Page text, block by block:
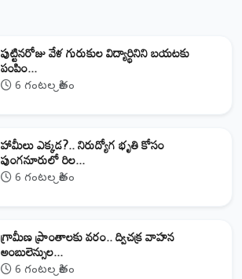
పుట్టినరోజు వేళ గురుకుల విద్యార్థినిని బయటకు
పంపిం...
6 గంటల క్రితం
హామీలు ఎక్కడ?.. నిరుద్యోగ భృతి కోసం
పుంగనూరులో రిల...
6 గంటల క్రితం
గ్రామీణ ప్రాంతాలకు వరం.. ద్విచక్ర వాహన
అంబులెన్సుల...
6 గంటల క్రితం